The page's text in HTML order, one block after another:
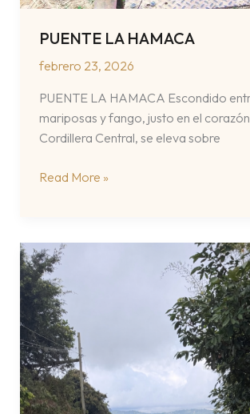
PUENTE LA HAMACA
febrero 23, 2026
PUENTE LA HAMACA Escondido
mariposas y fango, justo en el
Cordillera Central, se eleva sobre
PUENTE
Read More »